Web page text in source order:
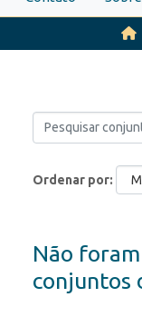
Ordenar por
Não
conjuntos